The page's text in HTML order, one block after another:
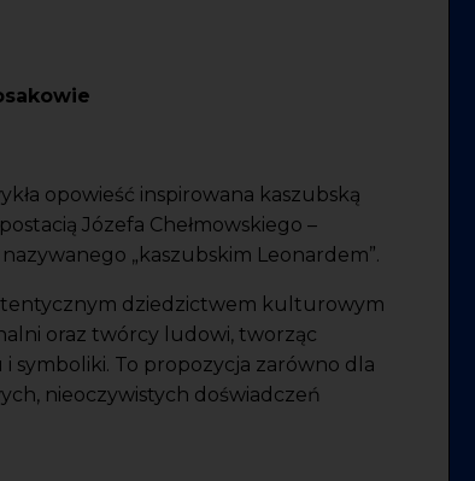
opowieść inspirowana kaszubską
Józefa Chełmowskiego –
„kaszubskim Leonardem”.
dziedzictwem kulturowym
oraz twórcy ludowi, tworząc
symboliki. To propozycja zarówno dla
nieoczywistych doświadczeń